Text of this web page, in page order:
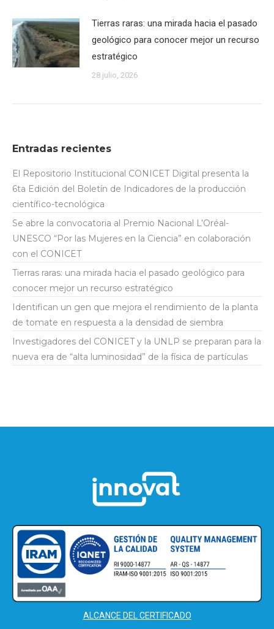
Tierras raras: una mirada hacia el pasado
geológico para conocer mejor un recurso
estratégico
28 julio, 2026
Entradas recientes
El Repositorio Institucional CONICET Digital presenta la
6ta Edición del Boletín de Indicadores de la producción
científico-tecnológica
Se abre la convocatoria al Premio Nacional L’Oréal-
UNESCO “Por las Mujeres en la Ciencia” en colaboración
con el CONICET
Tierras raras: una mirada hacia el pasado geológico para
conocer mejor un recurso estratégico
Identifican un gen que mejora el rendimiento de la planta
de tomate en respuesta a la densidad de siembra
Investigadores del CONICET y la UNLP se preparan para la
nueva era de “alta luminosidad” de la física de partículas
ALCANCE DEL CERTIFICADO